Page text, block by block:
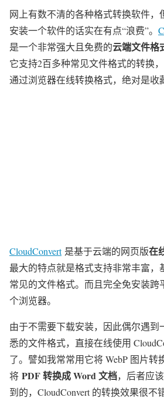
网上有数不清的各种格式转换软件，
安装一个软件的话实在有点“浪费”。
是一个非常强大且免费的云端文件格
它支持2百多种常见文件格式的转换
通过浏览器在线转换格式，绝对是收
CloudConvert是基于云端的网页版在
最大的特点就是格式支持非常丰富，
常见的文件格式。而且完全免安装跨
个浏览器。
由于不需要下载安装，因此偶尔遇到
悉的文件格式，直接在线使用
了。譬如我常常用它将 WebP 图片转
将 PDF 转换成 Word 文档，后者应
到的，CloudConvert 的转换效果很不